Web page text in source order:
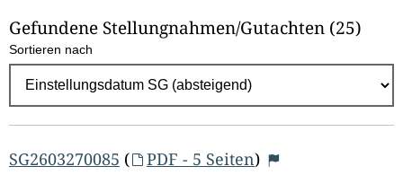
h
l
E
g
e
b
Gefundene Stellungnahmen/⁠Gutachten (25)
Sortieren nach
SG2603270085 ( PDF - 5 Seiten)